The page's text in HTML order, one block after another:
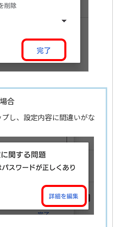
合
プし、設定内容に間違いがな